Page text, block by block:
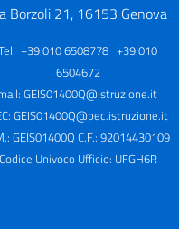
Borzoli 21, 16153 Genova
+39 010 6508778 +39 010
6504672
GEIS01400Q@istruzione.it
GEIS01400Q@pec.istruzione.it
GEIS01400Q C.F.: 92014430109
Codice Univoco Ufficio: UFGH6R